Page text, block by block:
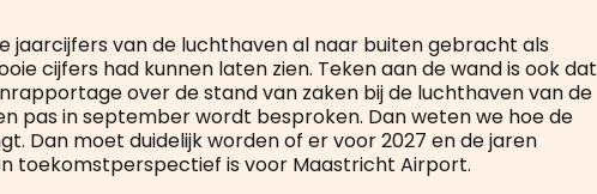
jaarcijfers van de luchthaven al naar buiten gebracht als
cijfers had kunnen laten zien. Teken aan de wand is ook dat
over de stand van zaken bij de luchthaven van de
pas in september wordt besproken. Dan weten we hoe de
Dan moet duidelijk worden of er voor 2027 en de jaren
toekomstperspectief is voor Maastricht Airport.